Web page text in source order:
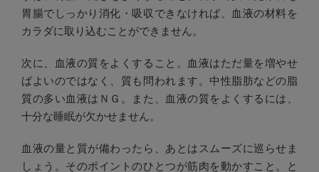
胃腸でしっかり消化・吸収できなければ、血液の材料を
カラダに取り込むことができません。
次に、血液の質をよくすること。血液はただ量を増やせ
ばよいのではなく、質も問われます。中性脂肪などの脂
質の多い血液はＮＧ。また、血液の質をよくするには、
十分な睡眠が欠かせません。
血液の量と質が備わったら、あとはスムーズに巡らせま
しょう。そのポイントのひとつが筋肉を動かすこと。と